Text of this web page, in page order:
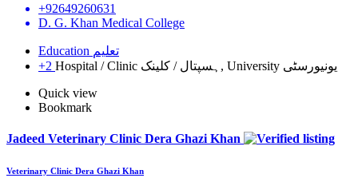
+92649260631
D. G. Khan Medical College
Education تعلیم
+2
Hospital / Clinic ہسپتال / کلینک, University یونیورسٹی
Quick view
Bookmark
Jadeed Veterinary Clinic Dera Ghazi Khan
Veterinary Clinic Dera Ghazi Khan